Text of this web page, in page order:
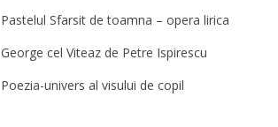
Pastelul Sfarsit de toamna – opera lirica
George cel Viteaz de Petre Ispirescu
Poezia-univers al visului de copil